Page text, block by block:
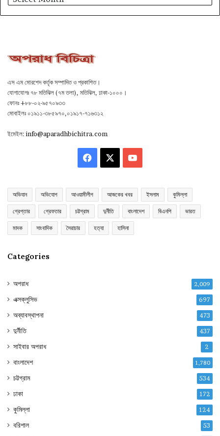
এস এম মোরশেদ কর্তৃক সম্পাদিত ও প্রকাশিত।
যোগাযোগঃ ৭৮ মতিঝিল (৭ম তলা), মতিঝিল, ঢাকা-১০০০।
ফোনঃ +৮৮-০২-৯৫৭০৯৩৩
মোবাইলঃ ০১৯১১-৩৮৫৯৭০,০১৯১৭-৭১৬৩১২
ইমেইল:info@aparadhbichitra.com
Facebook YouTube
অভিযান অভিযোগ আওয়ামীলীগ আজকের খবর ইসলাম কুমিল্লা
গ্রেপ্তার গ্রেফতার চট্টগ্রাম দুর্নীতি বাংলাদেশ বিএনপি ভারত
মাদক সাংবাদিক সৈরাচার হত্যা হাসিনা
Categories
অপরাধ 2,009
এক্সক্লুসিভ 697
অব্যাবস্থাপনা 473
দুর্নীতি 437
সাইবার অপরাধ 2
বাংলাদেশ 1,780
চট্টগ্রাম 534
ঢাকা 172
কুমিল্লা 124
বরিশাল 53